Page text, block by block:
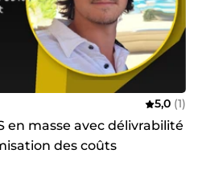
5,0 (1)
en masse avec délivrabilité
des coûts